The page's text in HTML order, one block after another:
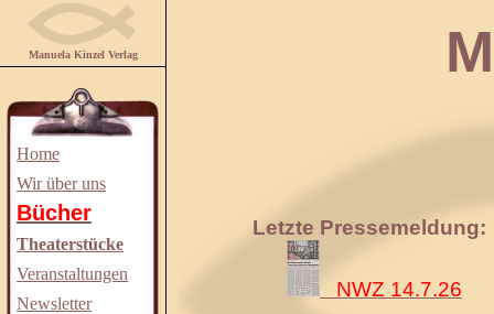
Manuela Kinzel Verlag
Home
Wir über uns
Bücher
Theaterstücke
Veranstaltungen
Newsletter
Letzte Pressemeldung:
NWZ 14.7.26